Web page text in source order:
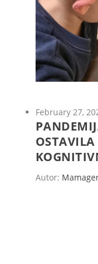
February 27,
OSTAVILA
Autor: